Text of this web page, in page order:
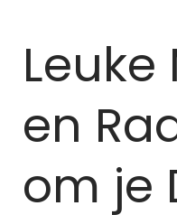
en
om je